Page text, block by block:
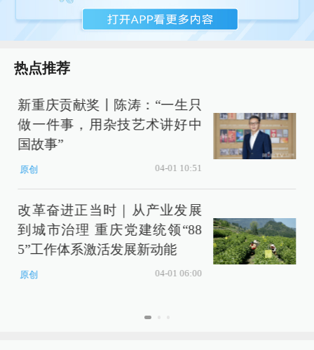
热点推荐
新重庆贡献奖丨陈涛：“一生只
做一件事，用杂技艺术讲好中
国故事”
原创 04-01 10:51
改革奋进正当时｜从产业发展
到城市治理 重庆党建统领“88
5”工作体系激活发展新动能
原创 04-01 06:00